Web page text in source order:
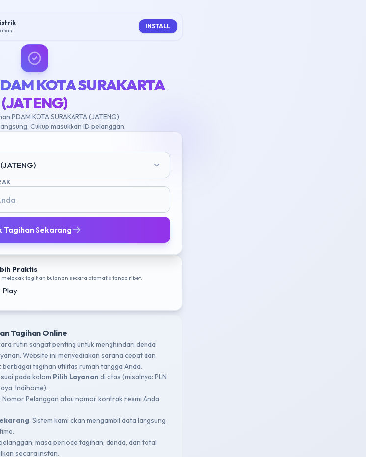
INSTALL
KOTA SURAKARTA
(JATENG)
PDAM KOTA SURAKARTA (JATENG)
Cukup masukkan ID pelanggan.
Tagihan Sekarang
Praktis
tagihan bulanan secara otomatis tanpa ribet.
Tagihan Online
rutin sangat penting untuk menghindari denda
Website ini menyediakan sarana cepat dan
tagihan utilitas rumah tangga Anda.
pada kolom Pilih Layanan di atas (misalnya: PLN
Indihome).
Nomor Pelanggan atau nomor kontrak resmi Anda
. Sistem kami akan mengambil data langsung
masa periode tagihan, denda, dan total
secara instan.